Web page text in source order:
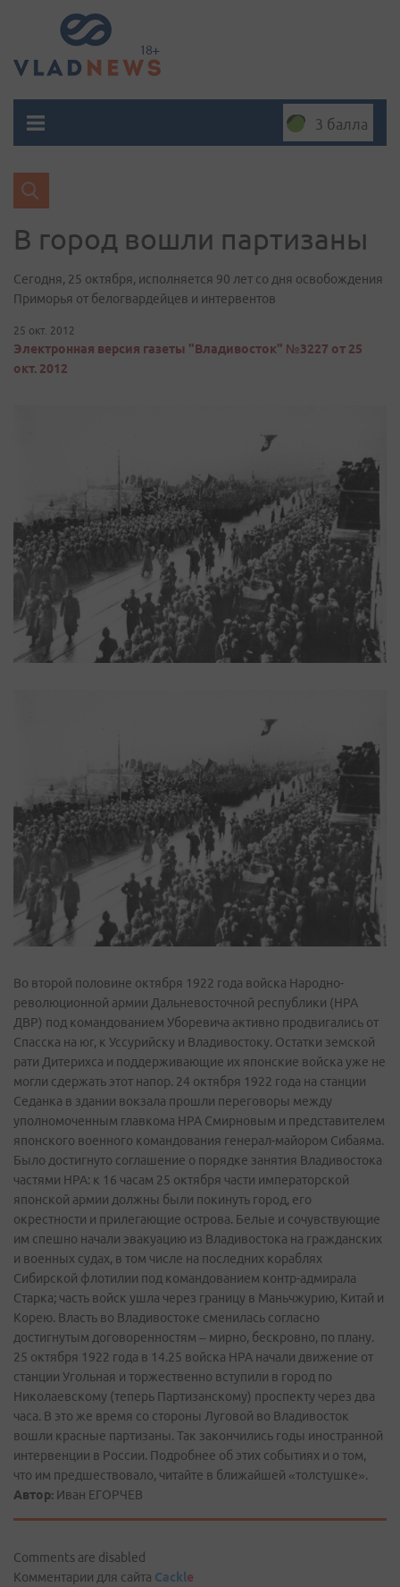
3 балла
В город вошли партизаны
Сегодня, 25 октября, исполняется 90 лет со дня освобождения
Приморья от белогвардейцев и интервентов
25 окт. 2012
Электронная версия газеты "Владивосток" №3227 от 25
окт. 2012
Во второй половине октября 1922 года войска Народно-
революционной армии Дальневосточной республики (НРА
ДВР) под командованием Уборевича активно продвигались от
Спасска на юг, к Уссурийску и Владивостоку. Остатки земской
рати Дитерихса и поддерживающие их японские войска уже не
могли сдержать этот напор. 24 октября 1922 года на станции
Седанка в здании вокзала прошли переговоры между
уполномоченным главкома НРА Смирновым и представителем
японского военного командования генерал-майором Сибаяма.
Было достигнуто соглашение о порядке занятия Владивостока
частями НРА: к 16 часам 25 октября части императорской
японской армии должны были покинуть город, его
окрестности и прилегающие острова. Белые и сочувствующие
им спешно начали эвакуацию из Владивостока на гражданских
и военных судах, в том числе на последних кораблях
Сибирской флотилии под командованием контр-адмирала
Старка; часть войск ушла через границу в Маньчжурию, Китай и
Корею. Власть во Владивостоке сменилась согласно
достигнутым договоренностям – мирно, бескровно, по плану.
25 октября 1922 года в 14.25 войска НРА начали движение от
станции Угольная и торжественно вступили в город по
Николаевскому (теперь Партизанскому) проспекту через два
часа. В это же время со стороны Луговой во Владивосток
вошли красные партизаны. Так закончились годы иностранной
интервенции в России. Подробнее об этих событиях и о том,
что им предшествовало, читайте в ближайшей «толстушке».
Автор: Иван ЕГОРЧЕВ
Comments are disabled
Комментарии для сайта Cackle